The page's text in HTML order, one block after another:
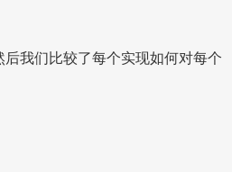
我们比较了每个实现如何对每个